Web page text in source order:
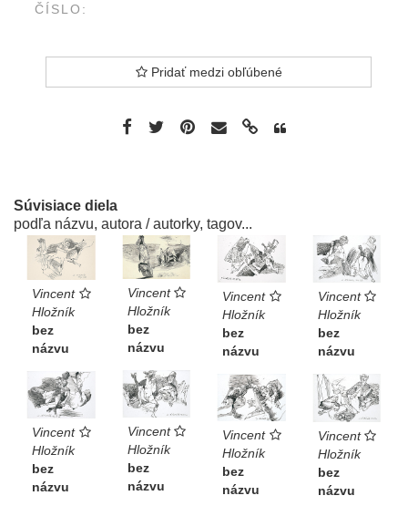
ČÍSLO:
Pridať medzi obľúbené
Súvisiace diela
podľa názvu, autora / autorky, tagov...
Vincent
Hložník
bez
názvu
Vincent
Hložník
bez
názvu
Vincent
Hložník
bez
názvu
Vincent
Hložník
bez
názvu
Vincent
Hložník
bez
názvu
Vincent
Hložník
bez
názvu
Vincent
Hložník
bez
názvu
Vincent
Hložník
bez
názvu